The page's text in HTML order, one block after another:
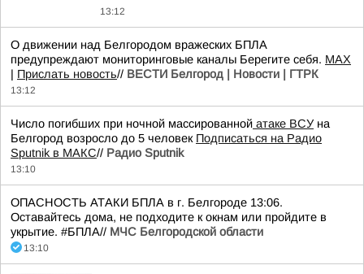
13:12
О движении над Белгородом вражеских БПЛА
предупреждают мониторинговые каналы Берегите себя. МАХ
| Прислать новость// ВЕСТИ Белгород | Новости | ГТРК
13:12
Число погибших при ночной массированной атаке ВСУ на
Белгород возросло до 5 человек Подписаться на Радио
Sputnik в MAКС// Радио Sputnik
13:10
ОПАСНОСТЬ АТАКИ БПЛА в г. Белгороде 13:06.
Оставайтесь дома, не подходите к окнам или пройдите в
укрытие. #БПЛА// МЧС Белгородской области
13:10